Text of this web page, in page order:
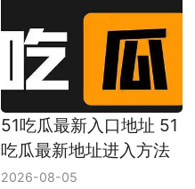
51吃瓜最新入口地址 51
吃瓜最新地址进入方法
2026-08-05